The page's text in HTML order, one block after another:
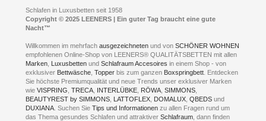
Jobs
Fotoalbum
Kontakt
Neuer Showroom für unsere Onlineartikel.
Kontakt via:WhatsApp
Kontakt via:eMail
mögliche Zeiten für eine Showroom Terminreservierung
MO und DI geschlossen
MI - FR 11 bis 17 Uhr
SA 11 bis 15 Uhr
Schlafen in Luxusbetten seit 1958
Copyright © 2025 LEENERS | Ein guter Tag braucht eine gute
Nacht™
Willkommen im mehrfachausgezeichnetenund vonSCHÖNER WOHNEN
empfohlenen Online-Shop von LEENERS® QUALITÄTSBETTEN mit allen
Marken Luxusbetten undSchlafraum Accesoires in einem Shop - von
exklusiver Bettwäsche ,Topper bis zum ganzen Boxspringbett . Entdecken
Sie höchste Premiumqualität und neue Trends unser exklusiver Marken
wieVISPRING ,TRECA INTERLÜBKE RÖWA ,SIMMONS
BEAUTYREST by SIMMONS LATTOFLEX DOMALUX ,QBEDS und
DUXIANA . Suchen SieTips und Informationen zu allen Fragen rund um
das Thema gesundes Schlafen und attraktiverSchlafraum , dann finden